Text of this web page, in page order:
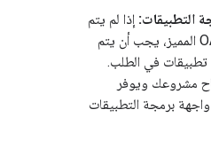
التطبيقات: إذا لم يتم
توفير رمز OAuth 2.0 المميز، يجب أن يتم
تطبيقات في الطلب.
مشروعك ويوفر
برمجة التطبيقات